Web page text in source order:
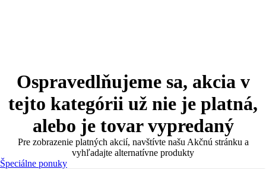
Ospravedlňujeme sa, akcia v
tejto kategórii už nie je platná,
alebo je tovar vypredaný
Pre zobrazenie platných akcií, navštívte našu Akčnú stránku a
vyhľadajte alternatívne produkty
Špeciálne ponuky